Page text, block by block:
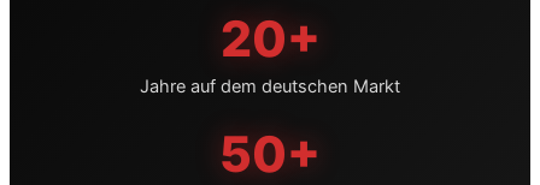
20+
Jahre auf dem deutschen Markt
50+